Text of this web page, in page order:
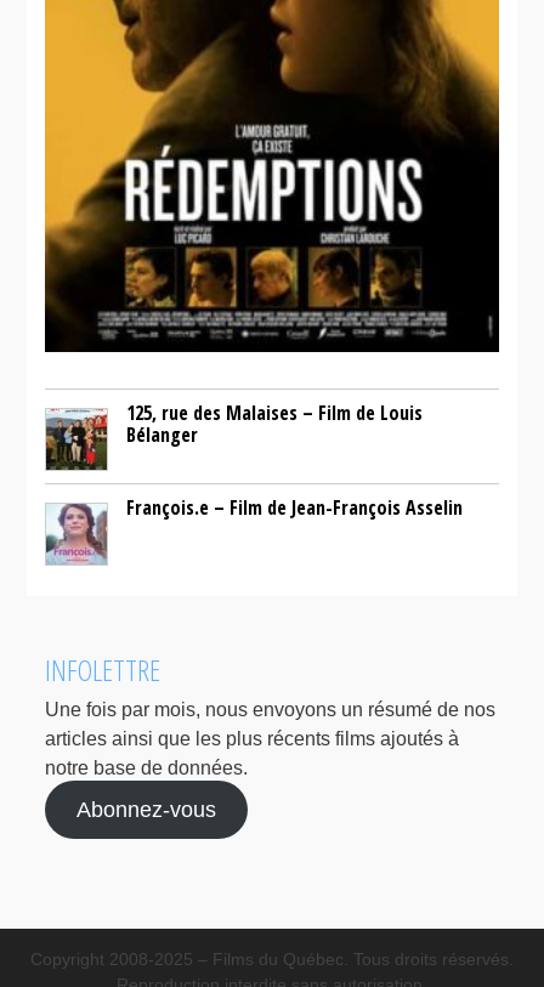
125, rue des Malaises – Film de Louis
Bélanger
François.e – Film de Jean-François Asselin
INFOLETTRE
Une fois par mois, nous envoyons un résumé de nos
articles ainsi que les plus récents films ajoutés à
notre base de données.
Abonnez-vous
Copyright 2008-2025 – Films du Québec. Tous droits réservés.